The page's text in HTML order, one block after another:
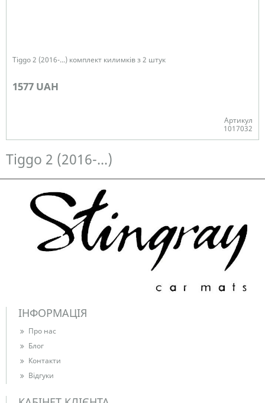
Tiggo 2 (2016-...) комплект килимків з 2 штук
1577 UAH
Артикул
1017032
Tiggo 2 (2016-...)
ІНФОРМАЦІЯ
Про нас
Блог
Контакти
Відгуки